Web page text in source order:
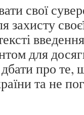
свої
захисту
для
про те,
та не